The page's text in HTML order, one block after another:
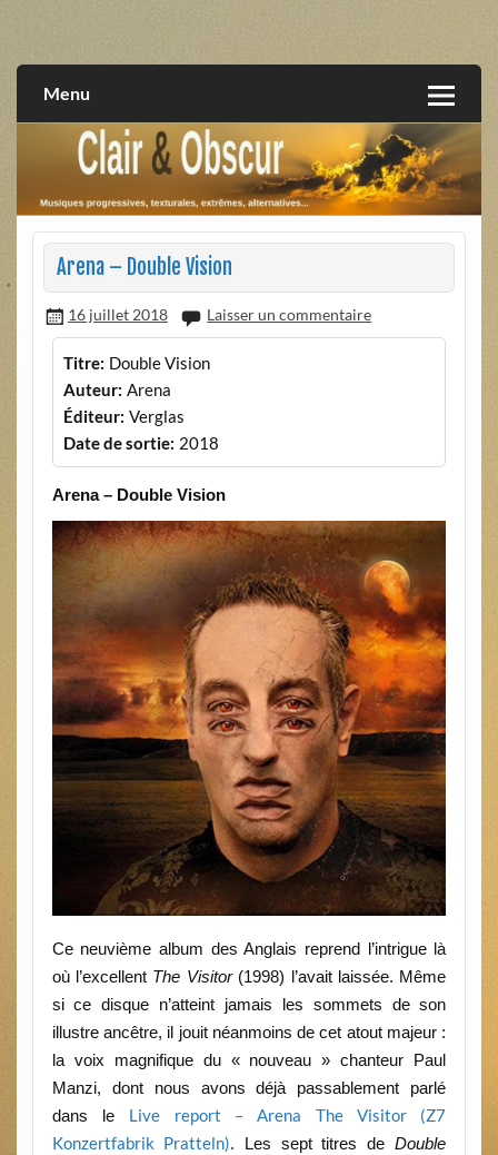
extrêmes, alternatives, texturales
Menu
Arena – Double Vision
16 juillet 2018 Laisser un commentaire
Titre: Double Vision
Auteur: Arena
Éditeur: Verglas
Date de sortie: 2018
Arena – Double Vision
Ce neuvième album des Anglais reprend l’intrigue là
où l’excellent The Visitor(1998) l’avait laissée. Même
si ce disque n’atteint jamais les sommets de son
illustre ancêtre, il jouit néanmoins de cet atout majeur :
la voix magnifique du « nouveau » chanteur Paul
Manzi, dont nous avons déjà passablement parlé
dans le Live report – Arena The Visitor (Z7
Konzertfabrik Pratteln). Les sept titres deDouble